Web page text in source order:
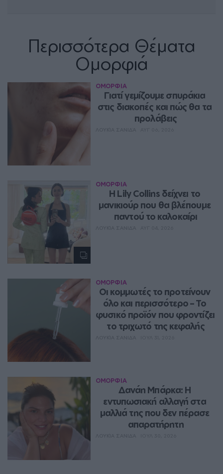
Περισσότερα Θέματα
Ομορφιά
ΟΜΟΡΦΙΑ
Γιατί γεμίζουμε σπυράκια
στις διακοπές και πώς θα τα
προλάβεις
ΟΜΟΡΦΙΑ
Η Lily Collins δείχνει το
μανικιούρ που θα βλέπουμε
παντού το καλοκαίρι
ΟΜΟΡΦΙΑ
Οι κομμωτές το προτείνουν
όλο και περισσότερο – Το
φυσικό προϊόν που φροντίζει
το τριχωτό της κεφαλής
ΟΜΟΡΦΙΑ
Δανάη Μπάρκα: Η
εντυπωσιακή αλλαγή στα
μαλλιά της που δεν πέρασε
απαρατήρητη